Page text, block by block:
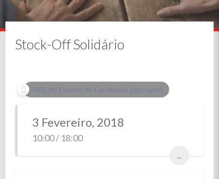
Stock-Off Solidário
URL do Evento do Facebook (opcional)
3 Fevereiro, 2018
10:00 / 18:00
...